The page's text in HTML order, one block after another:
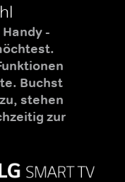
-
Buchst
stehen
zur